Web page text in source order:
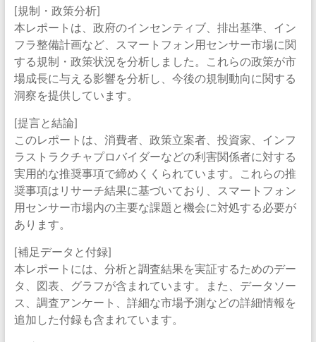
[規制・政策分析]
本レポートは、政府のインセンティブ、排出基準、イン
フラ整備計画など、スマートフォン用センサー市場に関
する規制・政策状況を分析しました。これらの政策が市
場成長に与える影響を分析し、今後の規制動向に関する
洞察を提供しています。
[提言と結論]
このレポートは、消費者、政策立案者、投資家、インフ
ラストラクチャプロバイダーなどの利害関係者に対する
実用的な推奨事項で締めくくられています。これらの推
奨事項はリサーチ結果に基づいており、スマートフォン
用センサー市場内の主要な課題と機会に対処する必要が
あります。
[補足データと付録]
本レポートには、分析と調査結果を実証するためのデー
タ、図表、グラフが含まれています。また、データソー
ス、調査アンケート、詳細な市場予測などの詳細情報を
追加した付録も含まれています。